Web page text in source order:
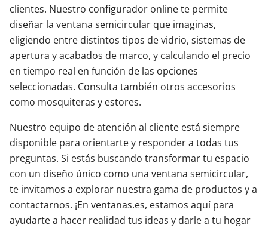
clientes. Nuestro configurador online te permite
diseñar la ventana semicircular que imaginas,
eligiendo entre distintos tipos de vidrio, sistemas de
apertura y acabados de marco, y calculando el precio
en tiempo real en función de las opciones
seleccionadas. Consulta también otros accesorios
como mosquiteras y estores.
Nuestro equipo de atención al cliente está siempre
disponible para orientarte y responder a todas tus
preguntas. Si estás buscando transformar tu espacio
con un diseño único como una ventana semicircular,
te invitamos a explorar nuestra gama de productos y a
contactarnos. ¡En ventanas.es, estamos aquí para
ayudarte a hacer realidad tus ideas y darle a tu hogar